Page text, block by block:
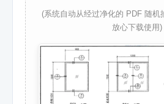
(系统自动从经过净化的 PDF 随机
放心下载使用)